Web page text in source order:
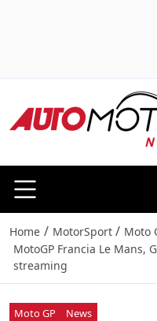
Home / MotorSport / Moto
MotoGP Francia Le Mans,
streaming
Moto GP News